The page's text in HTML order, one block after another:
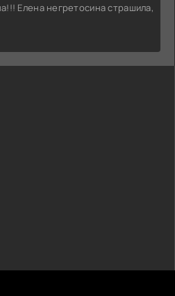
Елена негретосина страшила,